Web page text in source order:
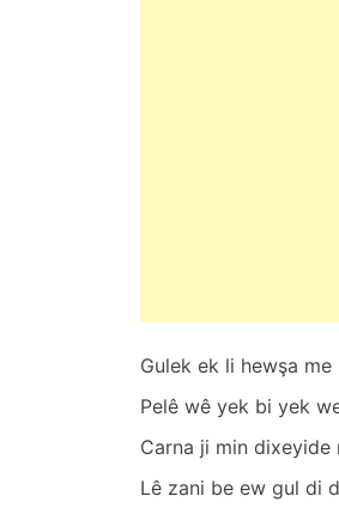
4
,
0
2
Gulek ek li hewşа
Pelê wê yek bi yek
Cаrnа ji min dixeyide
Lê zаni be ew gul di